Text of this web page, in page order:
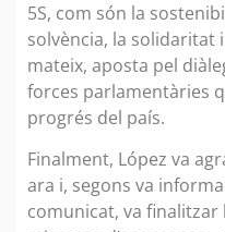
5S, com són la
solvència, la solidaritat
mateix, aposta pel
forces parlamentàries
progrés del país.
Finalment, López va
ara i, segons va
comunicat, va